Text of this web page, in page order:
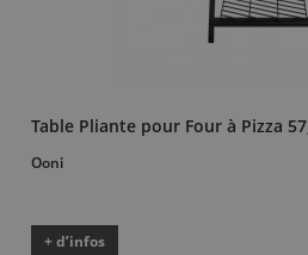
Table Pliante pour Four à Pizza
Ooni
+ d’infos